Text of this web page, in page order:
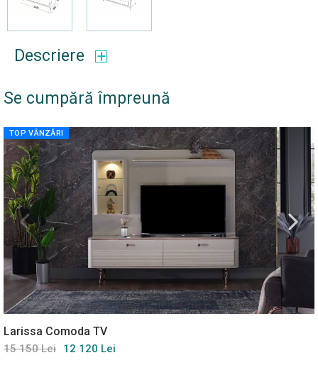
Descriere
Se cumpără împreună
TOP VÂNZĂRI
Larissa Comoda TV
15 150 Lei 12 120 Lei